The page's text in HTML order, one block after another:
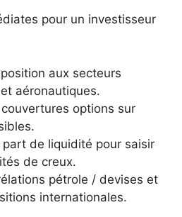
pour un investisseur
aux secteurs
aéronautiques.
options sur
de liquidité pour saisir
de creux.
pétrole / devises et
internationales.